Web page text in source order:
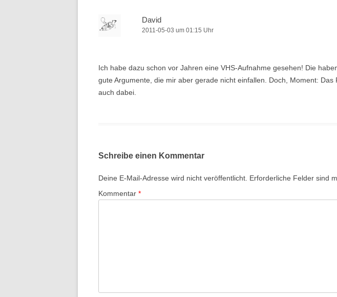
David
2011-05-03 um 01:15 Uhr
Ich habe dazu schon vor Jahren eine VHS-Aufnahme gesehen! Die
gute Argumente, die mir aber gerade nicht einfallen. Doch, Moment: Das
auch dabei.
Schreibe einen Kommentar
Deine E-Mail-Adresse wird nicht veröffentlicht. Erforderliche Felder sind
Kommentar *